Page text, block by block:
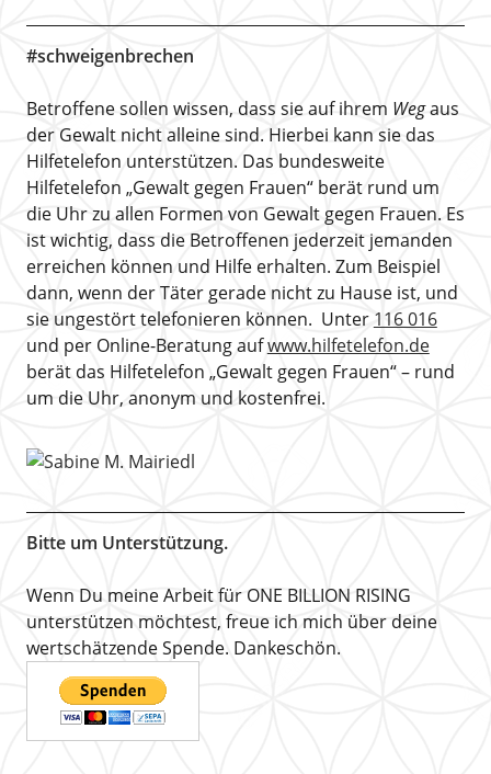
#schweigenbrechen
Betroffene sollen wissen, dass sie auf ihrem Wegaus
der Gewalt nicht alleine sind. Hierbei kann sie das
Hilfetelefon unterstützen. Das bundesweite
Hilfetelefon „Gewalt gegen Frauen“ berät rund um
die Uhr zu allen Formen von Gewalt gegen Frauen. Es
ist wichtig, dass die Betroffenen jederzeit jemanden
erreichen können und Hilfe erhalten. Zum Beispiel
dann, wenn der Täter gerade nicht zu Hause ist, und
sie ungestört telefonieren können. Unter 116 016
und per Online-Beratung aufwww.hilfetelefon.de
berät das Hilfetelefon „Gewalt gegen Frauen“ – rund
um die Uhr, anonym und kostenfrei.
Bitte um Unterstützung.
Wenn Du meine Arbeit für ONE BILLION RISING
unterstützen möchtest, freue ich mich über deine
wertschätzende Spende. Dankeschön.